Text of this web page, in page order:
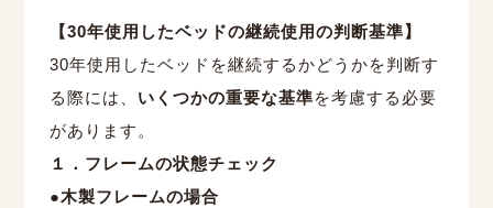
【30年使用したベッドの継続使用の判断基準】
30年使用したベッドを継続するかどうかを判断す
る際には、 いくつかの重要な基準を考慮する必要
があります。
１．フレームの状態チェック
●木製フレームの場合